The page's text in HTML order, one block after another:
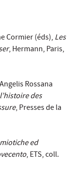
Cormier (éds), Les
, Hermann, Paris,
Rossana
des
, Presses de la
ed
, ETS, coll.